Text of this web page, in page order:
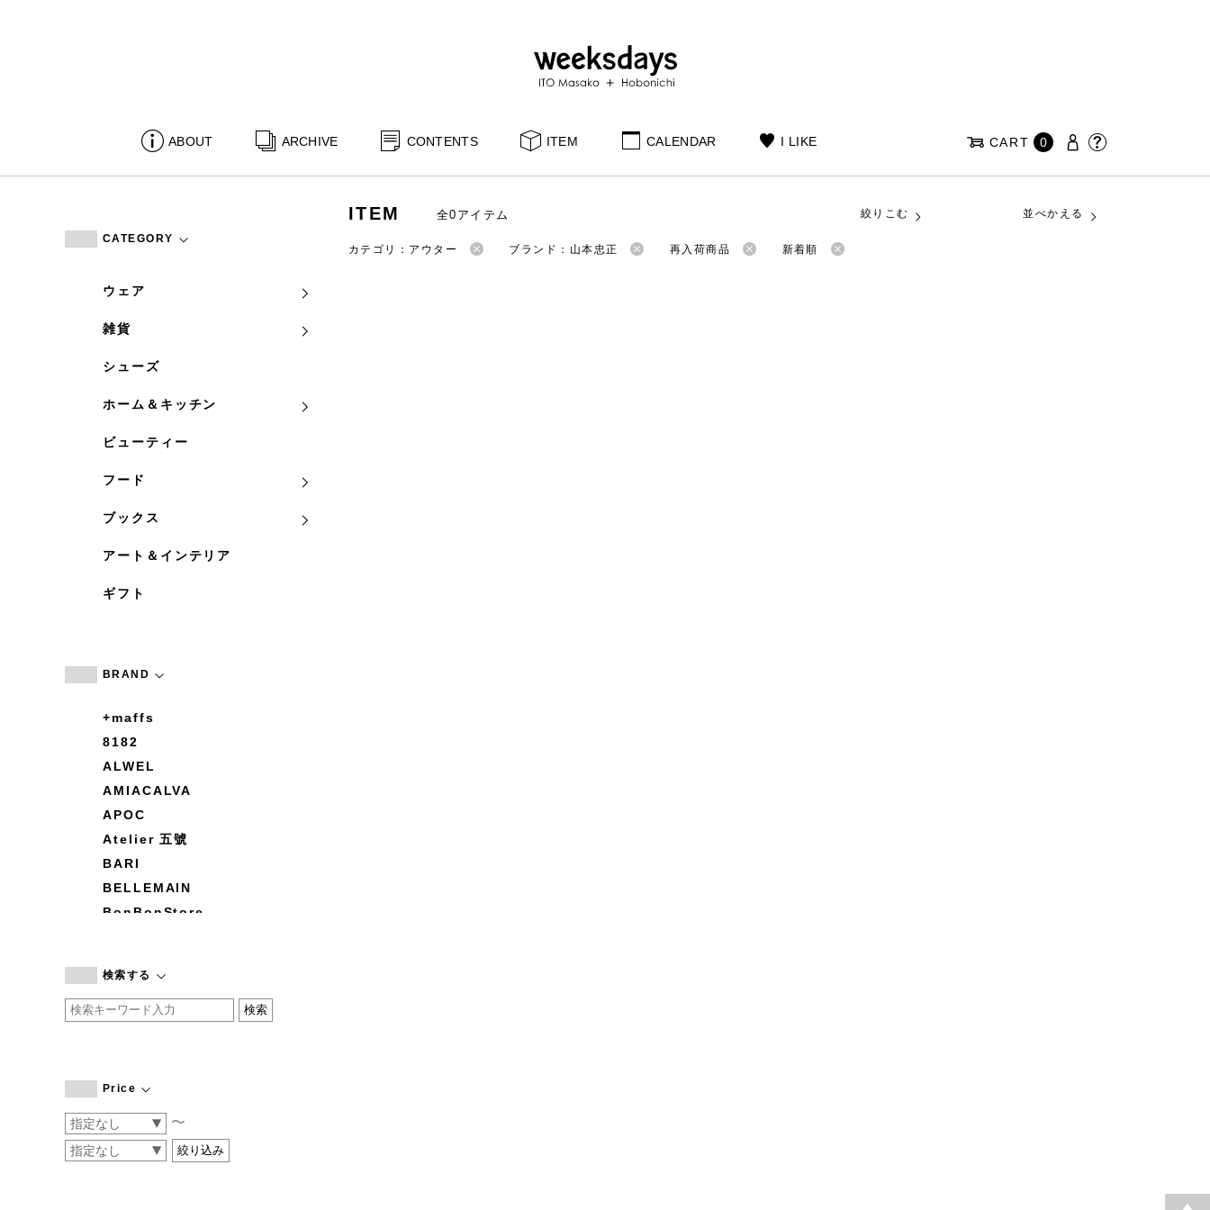
ABOUT ARCHIVE CONTENTS ITEM CALENDAR I LIKE CART 0
CATEGORY
ウェア
雑貨
シューズ
ホーム＆キッチン
ビューティー
フード
ブックス
アート＆インテリア
ギフト
BRAND
+maffs
8182
ALWEL
AMIACALVA
APOC
Atelier 五號
BARI
BELLEMAIN
BonBonStore
by basics
CATWORTH
COGTHEBIGSMOKE
CONVERSE
DEAN & DELUCA
検索する
Price
〜
ITEM 全0アイテム 絞りこむ 並べかえる
カテゴリ：アウター ブランド：山本忠正 再入荷商品 新着順